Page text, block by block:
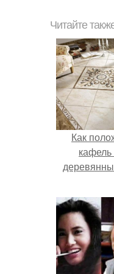
Читайте
Как